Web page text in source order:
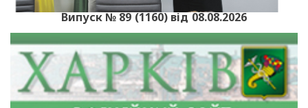
Випуск № 89 (1160) від 08.08.2026